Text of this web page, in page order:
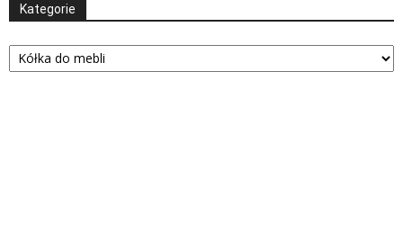
Kategorie
Kategorie